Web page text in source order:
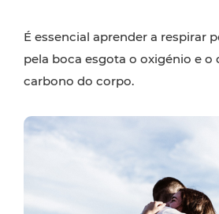
É essencial aprender a respirar
pela boca esgota o oxigénio e o
carbono do corpo.